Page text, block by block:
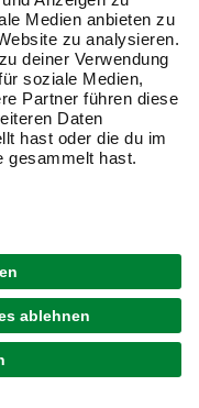
Stahl, BxHxT: 316 x 209 x
Dachüberstand)
prüfen
cm x 203 cm x 151 cm
prüfen